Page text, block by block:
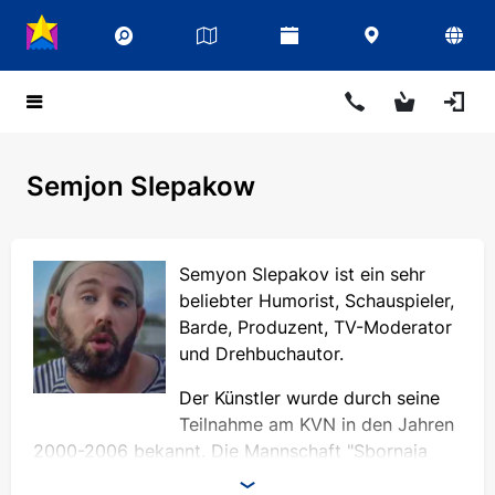
Semjon Slepakow
Semyon Slepakov ist ein sehr
beliebter Humorist, Schauspieler,
Barde, Produzent, TV-Moderator
und Drehbuchautor.
Der Künstler wurde durch seine
Teilnahme am KVN in den Jahren
2000-2006 bekannt. Die Mannschaft "Sbornaja
Pjatigorsk", deren Kapitän Semyon war, gewann